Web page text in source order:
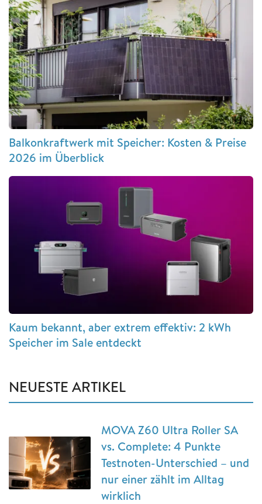
Balkonkraftwerk mit Speicher: Kosten & Preise
2026 im Überblick
Kaum bekannt, aber extrem effektiv: 2 kWh
Speicher im Sale entdeckt
NEUESTE ARTIKEL
MOVA Z60 Ultra Roller SA
vs. Complete: 4 Punkte
Testnoten-Unterschied – und
nur einer zählt im Alltag
wirklich